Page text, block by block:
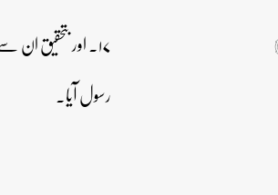
۱۷۔ اور بتحقیق
رسول آیا۔